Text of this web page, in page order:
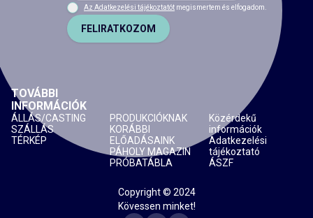
Copyright © 2024
Kövessen minket!
TOVÁBBI
INFORMÁCIÓK
ÁLLÁS/CASTING
SZÁLLÁS
TÉRKÉP
PRODUKCIÓKNAK
KORÁBBI
ELŐADÁSAINK
PÁHOLY MAGAZIN
PRÓBATÁBLA
Közérdekű
információk
Adatkezelési
tájékoztató
ÁSZF
Az Adatkezelési tájékoztatót megismertem és elfogadom.
FELIRATKOZOM